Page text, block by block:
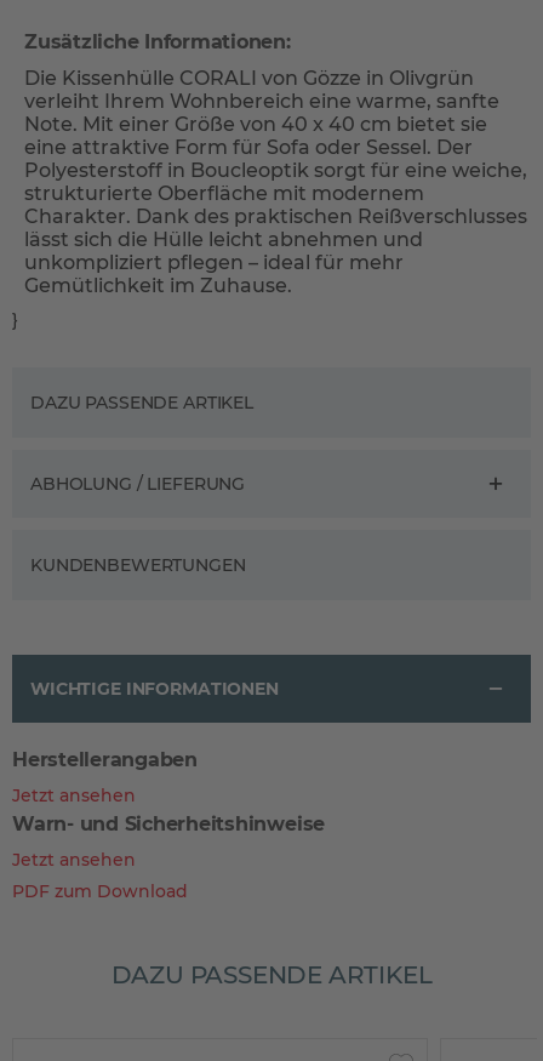
Zusätzliche Informationen:
Die Kissenhülle CORALI von Gözze in Olivgrün
verleiht Ihrem Wohnbereich eine warme, sanfte
Note. Mit einer Größe von 40 x 40 cm bietet sie
eine attraktive Form für Sofa oder Sessel. Der
Polyesterstoff in Boucleoptik sorgt für eine weiche,
strukturierte Oberfläche mit modernem
Charakter. Dank des praktischen Reißverschlusses
lässt sich die Hülle leicht abnehmen und
unkompliziert pflegen – ideal für mehr
Gemütlichkeit im Zuhause.
}
DAZU PASSENDE ARTIKEL
ABHOLUNG / LIEFERUNG
KUNDENBEWERTUNGEN
WICHTIGE INFORMATIONEN
Herstellerangaben
Jetzt ansehen
Warn- und Sicherheitshinweise
Jetzt ansehen
PDF zum Download
DAZU PASSENDE ARTIKEL